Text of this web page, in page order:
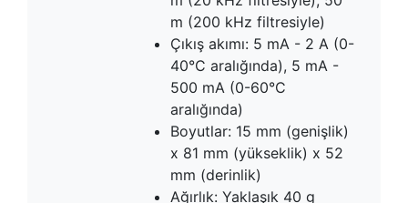
m (200 kHz filtresiyle)
Çıkış akımı: 5 mA - 2 A (0-
40°C aralığında), 5 mA -
500 mA (0-60°C
aralığında)
Boyutlar: 15 mm (genişlik)
x 81 mm (yükseklik) x 52
mm (derinlik)
Ağırlık: Yaklaşık 40 g